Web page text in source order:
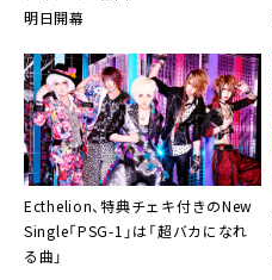
明日開幕
Ecthelion、特典チェキ付きのNew
Single「PSG-1」は「超バカになれ
る曲」